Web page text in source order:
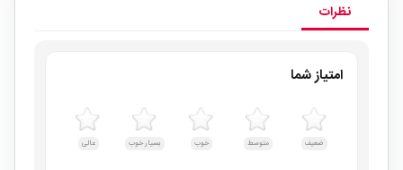
نظرات
امتیاز شما
ضعیف متوسط خوب بسیار خوب عالی